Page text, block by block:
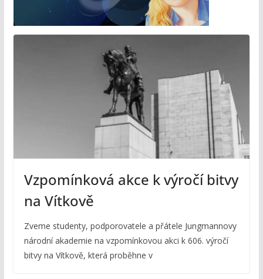
Vzpomínková akce k výročí bitvy
na Vítkově
Zveme studenty, podporovatele a přátele Jungmannovy
národní akademie na vzpomínkovou akci k 606. výročí
bitvy na Vítkově, která proběhne v